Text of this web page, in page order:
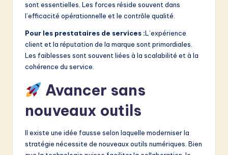
sont essentielles. Les forces réside souvent dans
l’efficacité opérationnelle et le contrôle qualité.
Pour les prestataires de services :L’expérience
client et la réputation de la marque sont primordiales.
Les faiblesses sont souvent liées à la scalabilité et à la
cohérence du service.
Avancer sans
nouveaux outils
Il existe une idée fausse selon laquelle moderniser la
stratégie nécessite de nouveaux outils numériques. Bien